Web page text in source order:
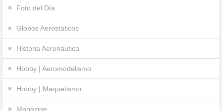
Foto del Día
Globos Aerostáticos
Historia Aeronáutica
Hobby | Aeromodelismo
Hobby | Maquetismo
Magazine